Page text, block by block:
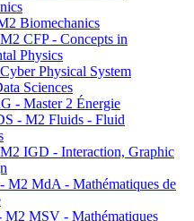
Biomechanics
CFP - Concepts in
Physics
Physical System
Sciences
- Master 2 Énergie
- M2 Fluids - Fluid
IGD - Interaction, Graphic
MdA - Mathématiques de
MSV - Mathématiques